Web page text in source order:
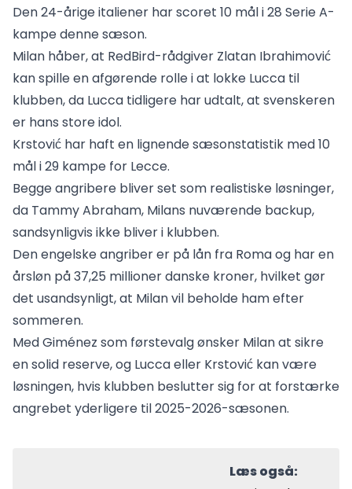
Den 24-årige italiener har scoret 10 mål i 28 Serie A-
kampe denne sæson.
Milan håber, at RedBird-rådgiver Zlatan Ibrahimović
kan spille en afgørende rolle i at lokke Lucca til
klubben, da Lucca tidligere har udtalt, at svenskeren
er hans store idol.
Krstović har haft en lignende sæsonstatistik med 10
mål i 29 kampe for Lecce.
Begge angribere bliver set som realistiske løsninger,
da Tammy Abraham, Milans nuværende backup,
sandsynligvis ikke bliver i klubben.
Den engelske angriber er på lån fra Roma og har en
årsløn på 37,25 millioner danske kroner, hvilket gør
det usandsynligt, at Milan vil beholde ham efter
sommeren.
Med Giménez som førstevalg ønsker Milan at sikre
en solid reserve, og Lucca eller Krstović kan være
løsningen, hvis klubben beslutter sig for at forstærke
angrebet yderligere til 2025-2026-sæsonen.
Læs også: